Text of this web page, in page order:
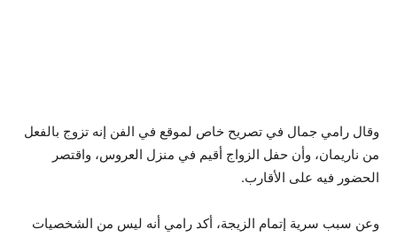
وقال رامي جمال في تصريح خاص لموقع في الفن إنه تزوج بالفعل
من ناريمان، وأن حفل الزواج أقيم في منزل العروس، واقتصر
الحضور فيه على الأقارب.
وعن سبب سرية إتمام الزيجة، أكد رامي أنه ليس من الشخصيات